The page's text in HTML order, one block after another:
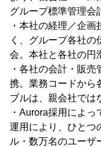
グループ標準管理会
・本社の経理／企
く、グループ各社
会。本社と各社の円
・各社の会計・販
携。業務コードから
ブルは、親会社では
・Aurora採用によ
運用により、ひとつ
ル・数万名のユーザ